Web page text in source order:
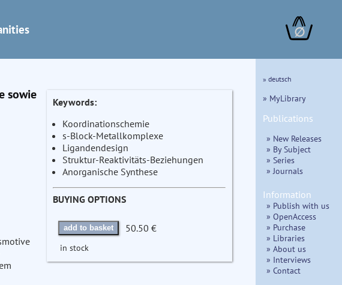
∅
sowie
Keywords:
Koordinationschemie
s-Block-Metallkomplexe
Ligandendesign
Struktur-Reaktivitäts-Beziehungen
Anorganische Synthese
BUYING OPTIONS
add to basket 50.50 €
in stock
» deutsch
» MyLibrary
Publications
» New Releases
» By Subject
» Series
» Journals
Information
» Publish with us
» OpenAccess
» Purchase
» Libraries
» About us
» Interviews
» Contact